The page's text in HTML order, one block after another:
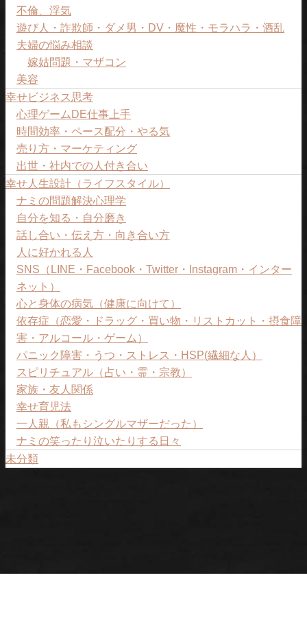
不倫、浮気
遊び人・詐欺師・ダメ男・DV・魔性・モラハラ・酒乱
夫婦の悩み相談
嫁姑問題・マザコン
美容
幸せビジネス思考
心理ゲームDE仕事上手
時間効率・ペース配分・やる気
売り方・マーケティング
出世・社内での人付き合い
幸せ人生設計（ライフスタイル）
ナミの問題解決心理学
自分を知る・自分磨き
話し合い・伝え方・向き合い方
人に好かれる人
SNS（LINE・Facebook・Twitter・Instagram・インター
ネット）
心と身体の病気（健康に向けて）
依存症（恋愛・ドラッグ・買い物・リストカット・摂食障
害・アルコール・ゲーム）
パニック障害・うつ・ストレス・HSP(繊細な人）
スピリチュアル（占い・霊・宗教）
家族・友人関係
幸せ育児法
一人親（私もシングルマザーだった）
ナミの笑ったり泣いたりする日々
未分類